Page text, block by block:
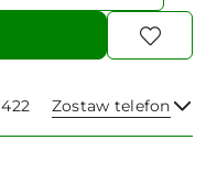
Zostaw telefon